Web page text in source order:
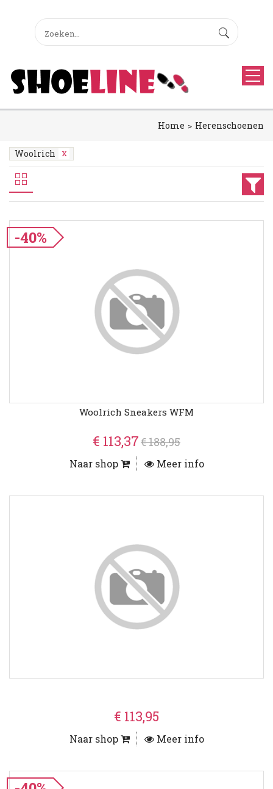
Home Herenschoenen
Woolrich
-40%
Woolrich Sneakers WFM
€ 113,37€ 188,95
Naar shop Meer info
€ 113,95
Naar shop Meer info